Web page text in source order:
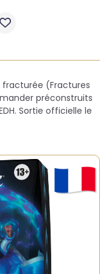
fracturée (Fractures
préconstruits
Sortie officielle le